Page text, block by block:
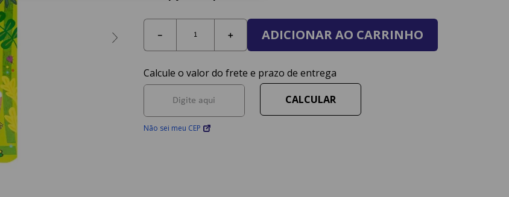
＋
－ ADICIONAR AO CARRINHO
Não sei meu CEP